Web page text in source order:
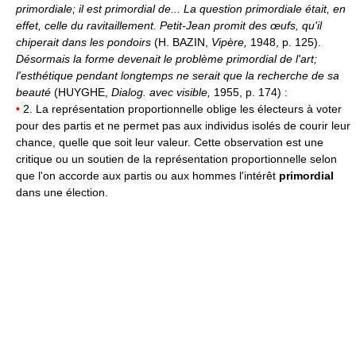
primordiale; il est primordial de... La question primordiale était, en
effet, celle du ravitaillement. Petit-Jean promit des œufs, qu'il
chiperait dans les pondoirs (H. BAZIN, Vipère, 1948, p. 125).
Désormais la forme devenait le problème primordial de l'art;
l'esthétique pendant longtemps ne serait que la recherche de sa
beauté (HUYGHE, Dialog. avec visible, 1955, p. 174) :
• 2. La représentation proportionnelle oblige les électeurs à voter
pour des partis et ne permet pas aux individus isolés de courir leur
chance, quelle que soit leur valeur. Cette observation est une
critique ou un soutien de la représentation proportionnelle selon
que l'on accorde aux partis ou aux hommes l'intérêt primordial
dans une élection.